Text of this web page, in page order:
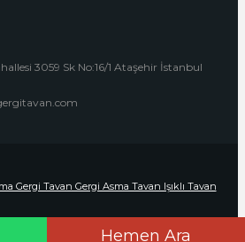
Hemen Ara
3059 Sk No:16/1 Ataşehir İstanbul
Gergi Tavan Gergi Asma Tavan Işıklı Tavan
by Beyoglu Webtasarım